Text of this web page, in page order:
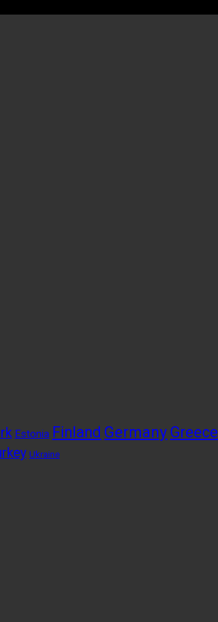
Estonia Finland Germany Greece
Ukraine